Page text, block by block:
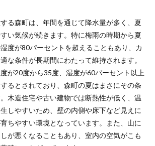
る森町は、年間を通じて降水量が多く、夏
い気候が続きます。特に梅雨の時期から夏
度が80パーセントを超えることもあり、カ
な条件が長期間にわたって維持されます。
が20度から35度、湿度が60パーセント以上
るとされており、森町の夏はまさにその条
木造住宅や古い建物では断熱性が低く、温
しやすいため、壁の内側や床下など見えに
ちやすい環境となっています。また、山に
が悪くなることもあり、室内の空気がこも